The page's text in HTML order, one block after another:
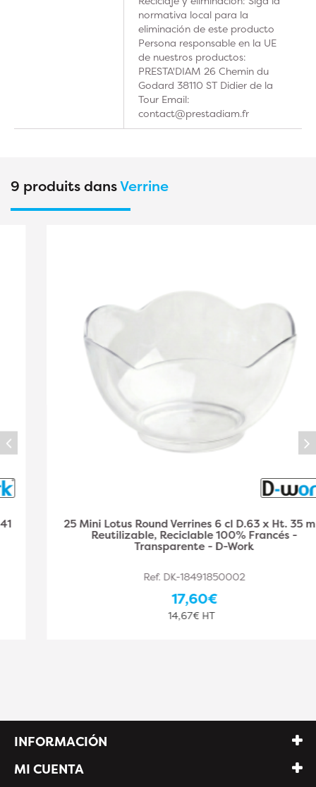
normativa local para la
eliminación de este producto
Persona responsable en la UE
de nuestros productos:
PRESTA'DIAM 26 Chemin du
Godard 38110 ST Didier de la
Tour Email:
contact@prestadiam.fr
9 produits dansVerrine
25 Mini Lotus Round Verrines 6 cl D.63 x Ht. 35 mm
Reutilizable, Reciclable 100% Francés -
Transparente - D-Work
Ref. DK-18491850002
17,60€
14,67€ HT
INFORMACIÓN
MI CUENTA